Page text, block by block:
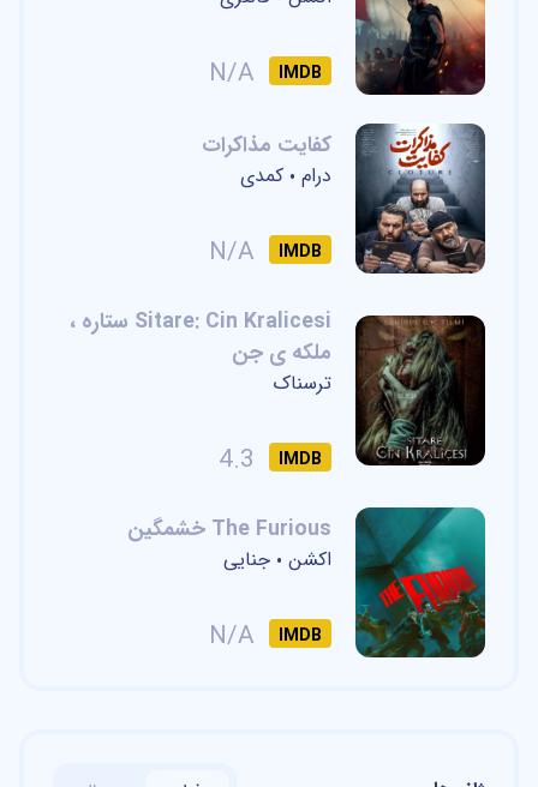
IMDB
N/A
کفایت مذاکرات
درام • کمدی
IMDB
N/A
Sitare: Cin Kralicesi ستاره ،
ملکه ی جن
ترسناک
IMDB
4.3
The Furious خشمگین
اکشن • جنایی
IMDB
N/A